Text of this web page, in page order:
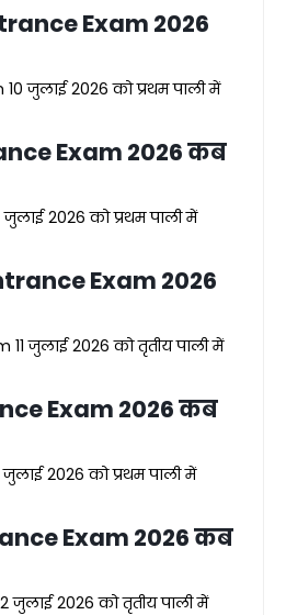
Exam 2026
10 जुलाई 2026 को प्रथम पाली में
Exam 2026 कब
जुलाई 2026 को प्रथम पाली में
Exam 2026
11 जुलाई 2026 को तृतीय पाली में
Exam 2026 कब
2026 को प्रथम पाली में
Exam 2026 कब
जुलाई 2026 को तृतीय पाली में